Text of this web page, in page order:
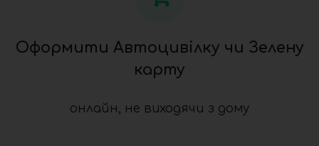
Оформити Автоцивілку чи Зелену
карту
онлайн, не виходячи з дому